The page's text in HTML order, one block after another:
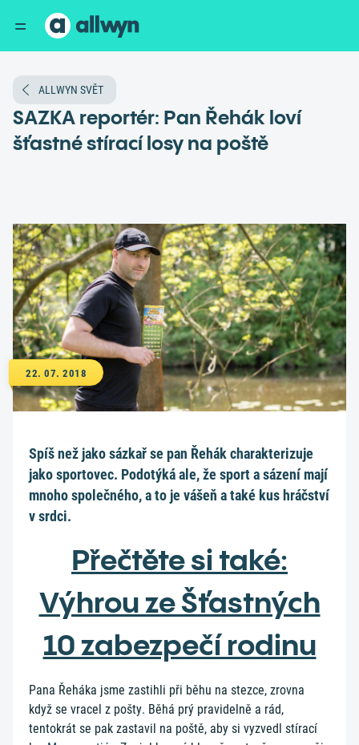
ALLWYN SVĚT
SAZKA reportér: Pan Řehák loví
šťastné stírací losy na poště
22. 07. 2018
Spíš než jako sázkař se pan Řehák charakterizuje
jako sportovec. Podotýká ale, že sport a sázení mají
mnoho společného, a to je vášeň a také kus hráčství
v srdci.
Přečtěte si také:
Výhrou ze Šťastných
10 zabezpečí rodinu
Pana Řeháka jsme zastihli při běhu na stezce, zrovna
když se vracel z pošty. Běhá prý pravidelně a rád,
tentokrát se pak zastavil na poště, aby si vyzvedl stírací